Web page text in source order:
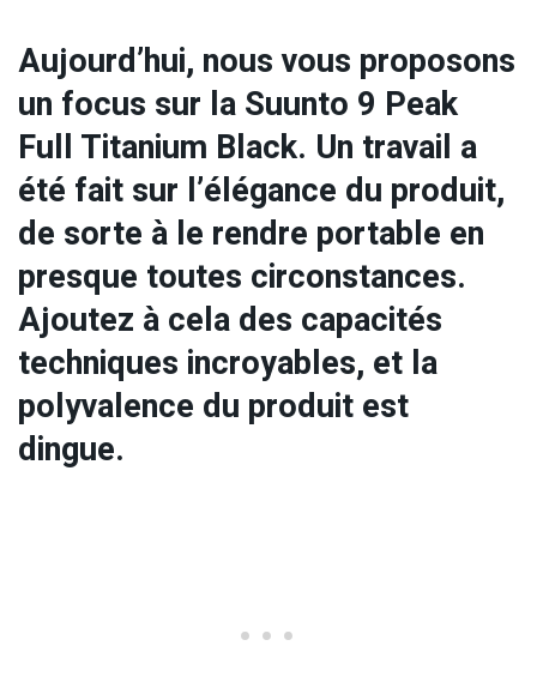
Aujourd’hui, nous vous proposons
un focus sur la Suunto 9 Peak
Full Titanium Black. Un travail a
été fait sur l’élégance du produit,
de sorte à le rendre portable en
presque toutes circonstances.
Ajoutez à cela des capacités
techniques incroyables, et la
polyvalence du produit est
dingue.